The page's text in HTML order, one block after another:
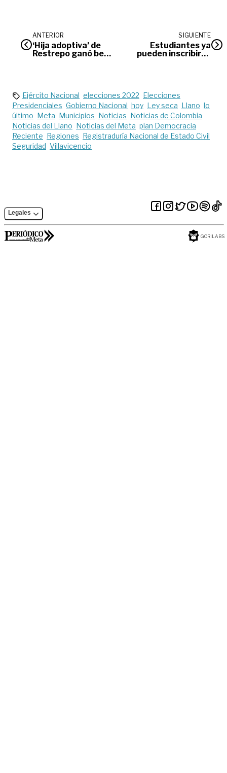
ANTERIOR
‘Hija adoptiva’ de
Restrepo ganó beca
SIGUIENTE
Estudiantes ya
pueden inscribirse
Ejército Nacional elecciones 2022 Elecciones
Presidenciales Gobierno Nacional hoy Ley seca Llano lo
último Meta Municipios Noticias Noticias de Colombia
Noticias del Llano Noticias del Meta plan Democracia
Reciente Regiones Registraduría Nacional de Estado Civil
Seguridad Villavicencio
Legales
GORILABS